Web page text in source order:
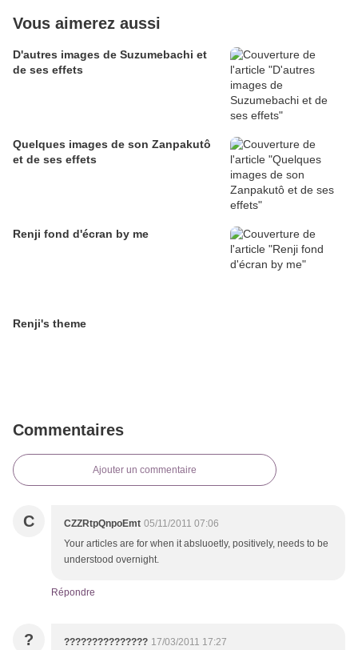
Vous aimerez aussi
D'autres images de Suzumebachi et
de ses effets
Quelques images de son Zanpakutô
et de ses effets
Renji fond d'écran by me
Renji's theme
Commentaires
Ajouter un commentaire
C CZZRtpQnpoEmt 05/11/2011 07:06
Your articles are for when it absluoetly, positively, needs to be
understood overnight.
Répondre
? ??????????????? 17/03/2011 17:27